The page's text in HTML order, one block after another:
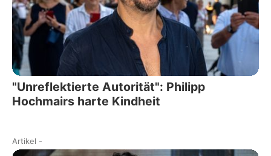
"Unreflektierte Autorität": Philipp
Hochmairs harte Kindheit
Artikel -